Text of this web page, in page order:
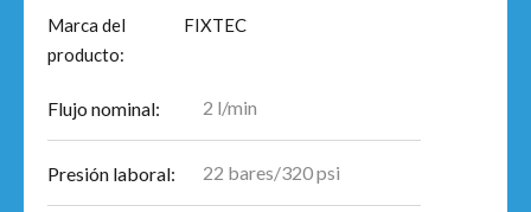
Marca del
producto:
FIXTEC
Flujo nominal: 2 l/min
Presión laboral: 22 bares/320 psi